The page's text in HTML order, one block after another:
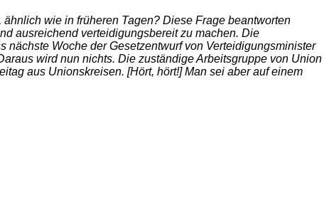
wie in früheren Tagen? Diese Frage beantworten
ausreichend verteidigungsbereit zu machen. Die
Woche der Gesetzentwurf von Verteidigungsminister
wird nun nichts. Die zuständige Arbeitsgruppe von Union
aus Unionskreisen. [Hört, hört!] Man sei aber auf einem